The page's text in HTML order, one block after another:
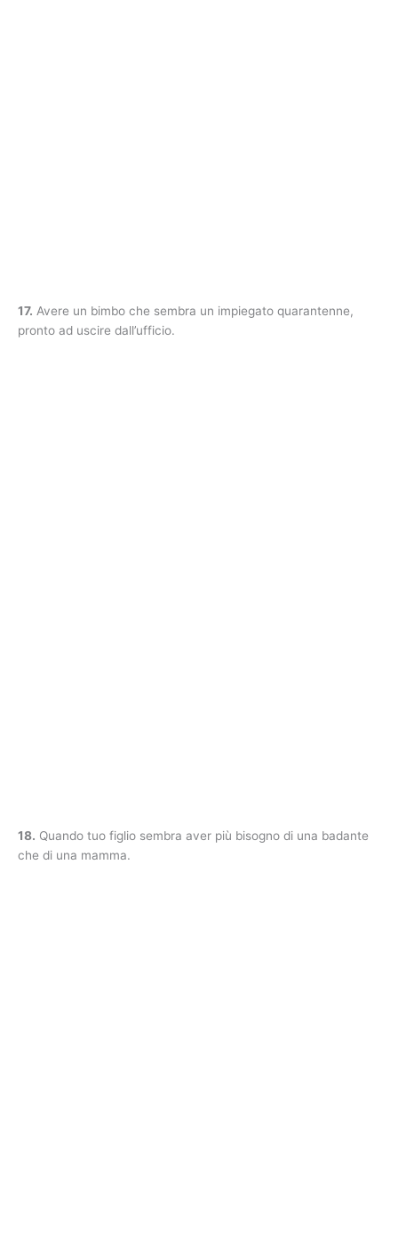
17. Avere un bimbo che sembra un impiegato quarantenne,
pronto ad uscire dall’ufficio.
18. Quando tuo figlio sembra aver più bisogno di una badante
che di una mamma.